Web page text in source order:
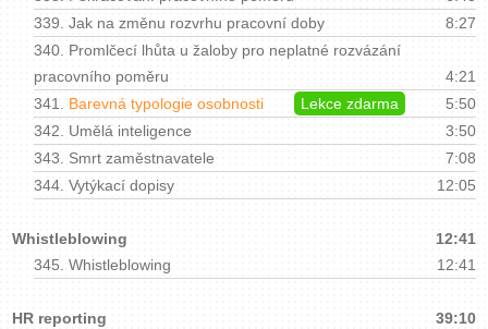
339. Jak na změnu rozvrhu pracovní doby
8:27
340. Promlčecí lhůta u žaloby pro neplatné rozvázání
pracovního poměru
4:21
341. Barevná typologie osobnosti Lekce zdarma
5:50
342. Umělá inteligence
3:50
343. Smrt zaměstnavatele
7:08
344. Vytýkací dopisy 12:05
Whistleblowing
12:41
345. Whistleblowing 12:41
HR reporting
39:10